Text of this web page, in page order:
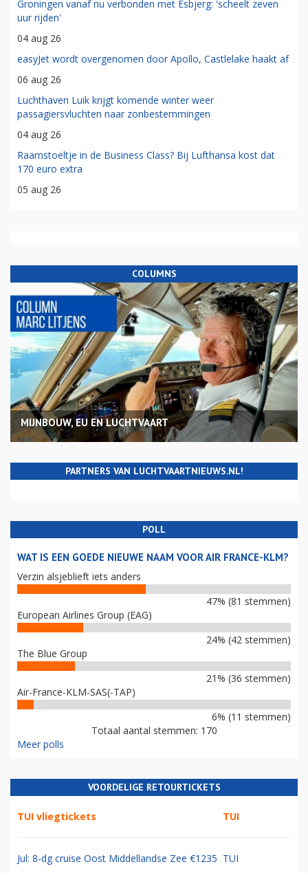
Groningen vanaf nu verbonden met Esbjerg: 'scheelt zeven
uur rijden'
04 aug 26
easyJet wordt overgenomen door Apollo, Castlelake haakt af
06 aug 26
Luchthaven Luik krijgt komende winter weer
passagiersvluchten naar zonbestemmingen
04 aug 26
Raamstoeltje in de Business Class? Bij Lufthansa kost dat
170 euro extra
05 aug 26
COLUMNS
MIJNBOUW, EU EN LUCHTVAART
PARTNERS VAN LUCHTVAARTNIEUWS.NL!
POLL
WAT IS EEN GOEDE NIEUWE NAAM VOOR AIR FRANCE-KLM?
Verzin alsjeblieft iets anders
47% (81 stemmen)
European Airlines Group (EAG)
24% (42 stemmen)
The Blue Group
21% (36 stemmen)
Air-France-KLM-SAS(-TAP)
6% (11 stemmen)
Totaal aantal stemmen: 170
Meer polls
VOORDELIGE RETOURTICKETS
TUI vliegtickets TUI
Jul: 8-dg cruise Oost Middellandse Zee €1235 TUI